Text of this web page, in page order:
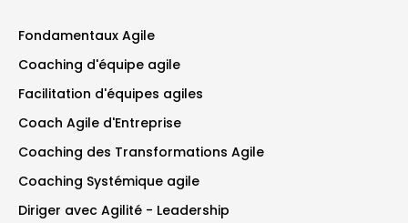
Fondamentaux Agile
Coaching d'équipe agile
Facilitation d'équipes agiles
Coach Agile d'Entreprise
Coaching des Transformations Agile
Coaching Systémique agile
Diriger avec Agilité - Leadership